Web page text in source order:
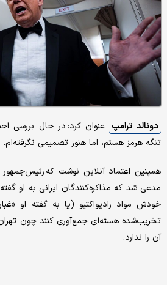
دونالد ترامپ عنوان کرد: در حال بررسی
تنگه هرمز هستم، اما هنوز تصمیمی نگرفته‌ام.
همپنین اعتماد آنلاین نوشت که
مدعی شد که مذاکره‌کنندگان ایرانی به او
خودش مواد رادیواکتیو (یا به گفته او
تخریب‌شده هسته‌ای جمع‌آوری کنند چون تهران
آن را ندارد.